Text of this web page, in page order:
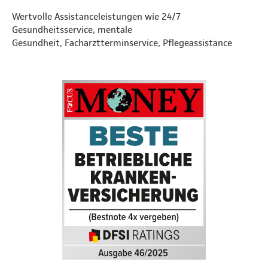
Wertvolle Assistanceleistungen wie 24/7
Gesundheitsservice, mentale
Gesundheit, Facharztterminservice, Pflegeassistance